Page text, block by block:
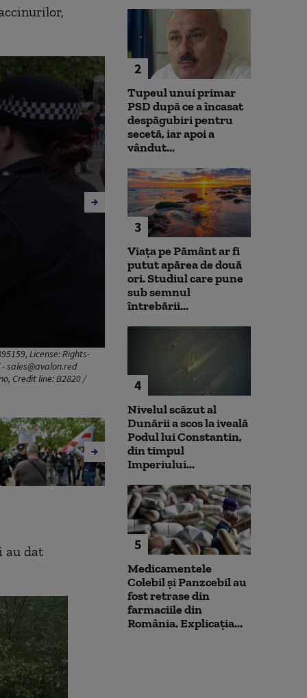
License: Rights-
sales@avalon.red
Credit line: B2820 /
au dat
2
Tupeul unui primar
PSD după ce a încasat
despăgubiri pentru
secetă, iar apoi a
vândut...
3
Viața pe Pământ ar fi
putut apărea de două
ori. Studiul care pune
sub semnul
întrebării...
4
Nivelul scăzut al
Dunării a scos la iveală
Podul lui Constantin,
din timpul
Imperiului...
5
Medicamentele
Colebil și Panzcebil au
fost retrase din
farmaciile din
România. Explicația...